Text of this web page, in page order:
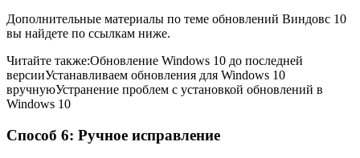
Дополнительные материалы по теме обновлений Виндовс 10
вы найдете по ссылкам ниже.
Читайте также:Обновление Windows 10 до последней
версииУстанавливаем обновления для Windows 10
вручнуюУстранение проблем с установкой обновлений в
Windows 10
Способ 6: Ручное исправление